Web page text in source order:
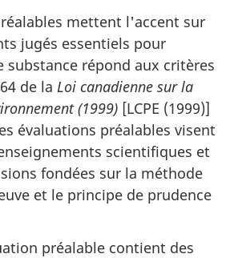
mettent l'accent sur
jugés essentiels pour
substance répond aux critères
de la Loi canadienne sur la
(1999) [LCPE (1999)]
évaluations préalables visent
scientifiques et
fondées sur la méthode
et le principe de prudence
préalable contient des